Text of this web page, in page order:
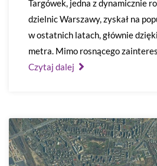
Targówek, jedna z dynamicznie
dzielnic Warszawy, zyskał na
w ostatnich latach, głównie
metra. Mimo rosnącego
Czytaj dalej